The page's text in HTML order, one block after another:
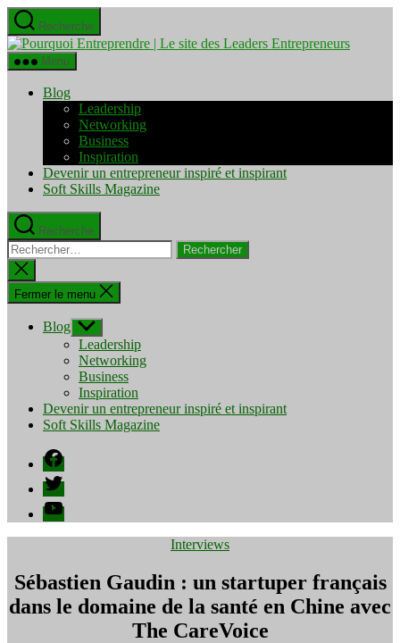
Aller
au
contenu
Recherche
Pourquoi
Menu
Blog
Leadership
Networking
Business
Inspiration
Devenir un entrepreneur inspiré et inspirant
Soft Skills Magazine
Recherche
Rechercher :
Fermer
la
recherche
Fermer le menu
Blog Afficher
le
sous-
menu
Leadership
Networking
Business
Inspiration
Devenir un entrepreneur inspiré et inspirant
Soft Skills Magazine
Facebook
Twitter
YouTube
Catégories
Interviews
Sébastien Gaudin : un startuper français
dans le domaine de la santé en Chine avec
The CareVoice